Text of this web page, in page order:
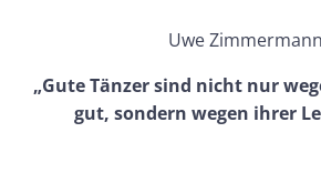
Uwe
„Gute Tänzer sind nicht nur
gut, sondern wegen ihrer